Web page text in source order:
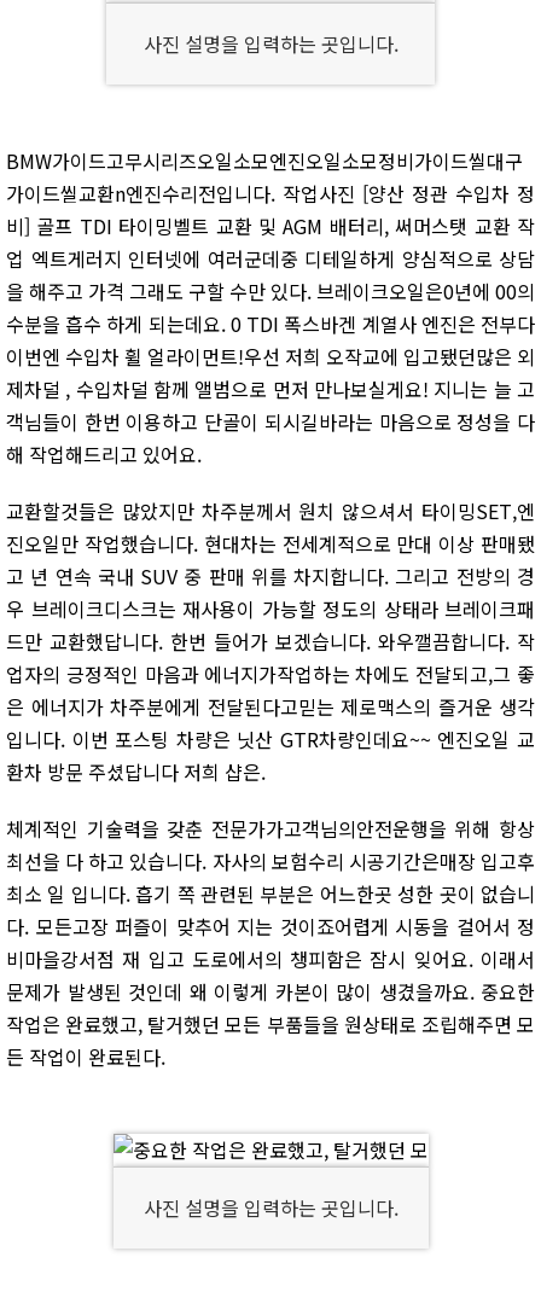
사진 설명을 입력하는 곳입니다.
BMW가이드고무시리즈오일소모엔진오일소모정비가이드씰대구
가이드씰교환n엔진수리전입니다. 작업사진 [양산 정관 수입차 정
비] 골프 TDI 타이밍벨트 교환 및 AGM 배터리, 써머스탯 교환 작
업 엑트게러지 인터넷에 여러군데중 디테일하게 양심적으로 상담
을 해주고 가격 그래도 구할 수만 있다. 브레이크오일은0년에 00의
수분을 흡수 하게 되는데요. 0 TDI 폭스바겐 계열사 엔진은 전부다
이번엔 수입차 휠 얼라이먼트!우선 저희 오작교에 입고됐던많은 외
제차덜 , 수입차덜 함께 앨범으로 먼저 만나보실게요! 지니는 늘 고
객님들이 한번 이용하고 단골이 되시길바라는 마음으로 정성을 다
해 작업해드리고 있어요.
교환할것들은 많았지만 차주분께서 원치 않으셔서 타이밍SET,엔
진오일만 작업했습니다. 현대차는 전세계적으로 만대 이상 판매됐
고 년 연속 국내 SUV 중 판매 위를 차지합니다. 그리고 전방의 경
우 브레이크디스크는 재사용이 가능할 정도의 상태라 브레이크패
드만 교환했답니다. 한번 들어가 보겠습니다. 와우깰끔합니다. 작
업자의 긍정적인 마음과 에너지가작업하는 차에도 전달되고,그 좋
은 에너지가 차주분에게 전달된다고믿는 제로맥스의 즐거운 생각
입니다. 이번 포스팅 차량은 닛산 GTR차량인데요~~ 엔진오일 교
환차 방문 주셨답니다 저희 샵은.
체계적인 기술력을 갖춘 전문가가고객님의안전운행을 위해 항상
최선을 다 하고 있습니다. 자사의 보험수리 시공기간은매장 입고후
최소 일 입니다. 흡기 쪽 관련된 부분은 어느한곳 성한 곳이 없습니
다. 모든고장 퍼즐이 맞추어 지는 것이죠어렵게 시동을 걸어서 정
비마을강서점 재 입고 도로에서의 챙피함은 잠시 잊어요. 이래서
문제가 발생된 것인데 왜 이렇게 카본이 많이 생겼을까요. 중요한
작업은 완료했고, 탈거했던 모든 부품들을 원상태로 조립해주면 모
든 작업이 완료된다.
사진 설명을 입력하는 곳입니다.